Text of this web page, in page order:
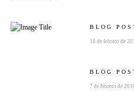
BLOG
16 de febrero de
BLOG
7 de febrero de